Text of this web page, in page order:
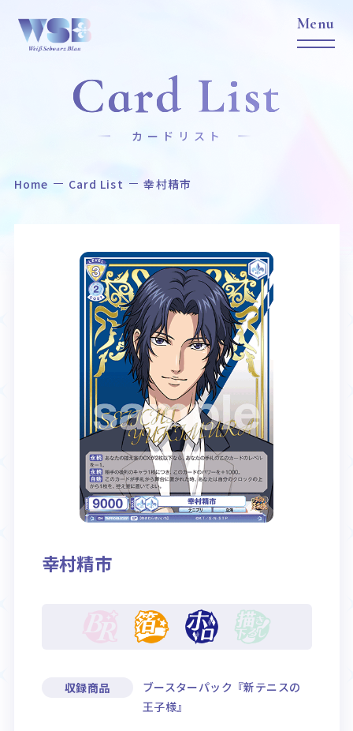
Home
作品タイトル 商品情報
Event
イベント
Card List
カードリスト
Rule / Q&A
ルール/Q&A
Deck Recipe
デッキレシピ
Card List
カードリスト
Home Card List 幸村精市
幸村精市
収録商品
ブースターパック『新テニスの
王子様』